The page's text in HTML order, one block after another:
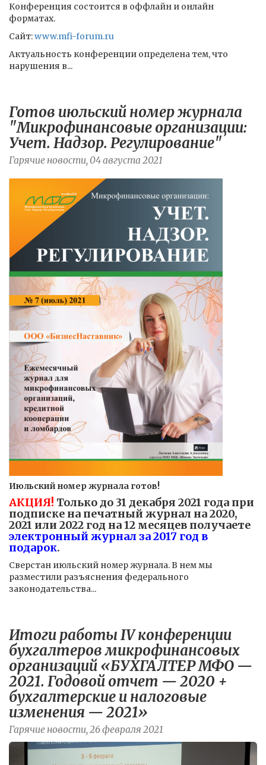
Конференция состоится в оффлайн и онлайн
форматах.
Сайт:www.mfi-forum.ru
Актуальность конференции определена тем, что
нарушения в...
Готов июльский номер журнала
"Микрофинансовые организации:
Учет. Надзор. Регулирование"
Гарячие новости, 04 августа 2021
Июльский номер журнала готов!
АКЦИЯ! Только до 31 декабря 2021 года при
подписке на печатный журнал на 2020,
2021 или 2022 год на 12 месяцев получаете
электронный журнал за 2017 год в
подарок.
Сверстан июльский номер журнала. В нем мы
разместили разъяснения федерального
законодательства...
Итоги работы IV конференции
бухгалтеров микрофинансовых
организаций «БУХГАЛТЕР МФО —
2021. Годовой отчет — 2020 +
бухгалтерские и налоговые
изменения — 2021»
Гарячие новости, 26 февраля 2021